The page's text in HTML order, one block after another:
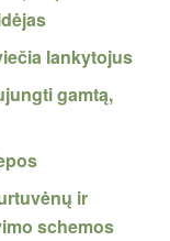
lankytojus
gamtą,
ir
schemos